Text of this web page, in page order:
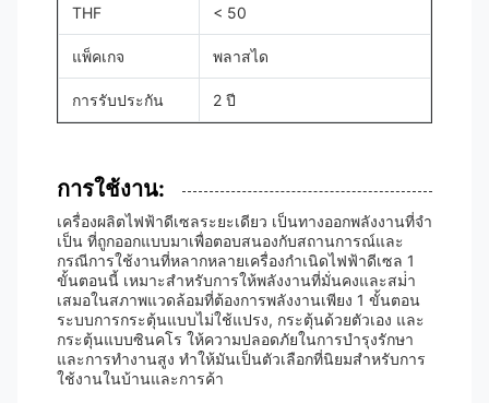
THF < 50
แพ็คเกจ พลาสได
การรับประกัน 2 ปี
การใช้งาน:
เครื่องผลิตไฟฟ้าดีเซลระยะเดียว เป็นทางออกพลังงานที่จํา
เป็น ที่ถูกออกแบบมาเพื่อตอบสนองกับสถานการณ์และ
กรณีการใช้งานที่หลากหลายเครื่องกําเนิดไฟฟ้าดีเซล 1
ขั้นตอนนี้ เหมาะสําหรับการให้พลังงานที่มั่นคงและสม่ํา
เสมอในสภาพแวดล้อมที่ต้องการพลังงานเพียง 1 ขั้นตอน
ระบบการกระตุ้นแบบไม่ใช้แปรง, กระตุ้นด้วยตัวเอง และ
กระตุ้นแบบซินคโร ให้ความปลอดภัยในการบํารุงรักษา
และการทํางานสูง ทําให้มันเป็นตัวเลือกที่นิยมสําหรับการ
ใช้งานในบ้านและการค้า